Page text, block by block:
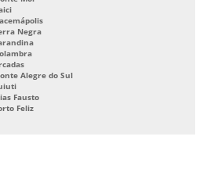
Negra
Alegre do Sul
Fausto
Feliz